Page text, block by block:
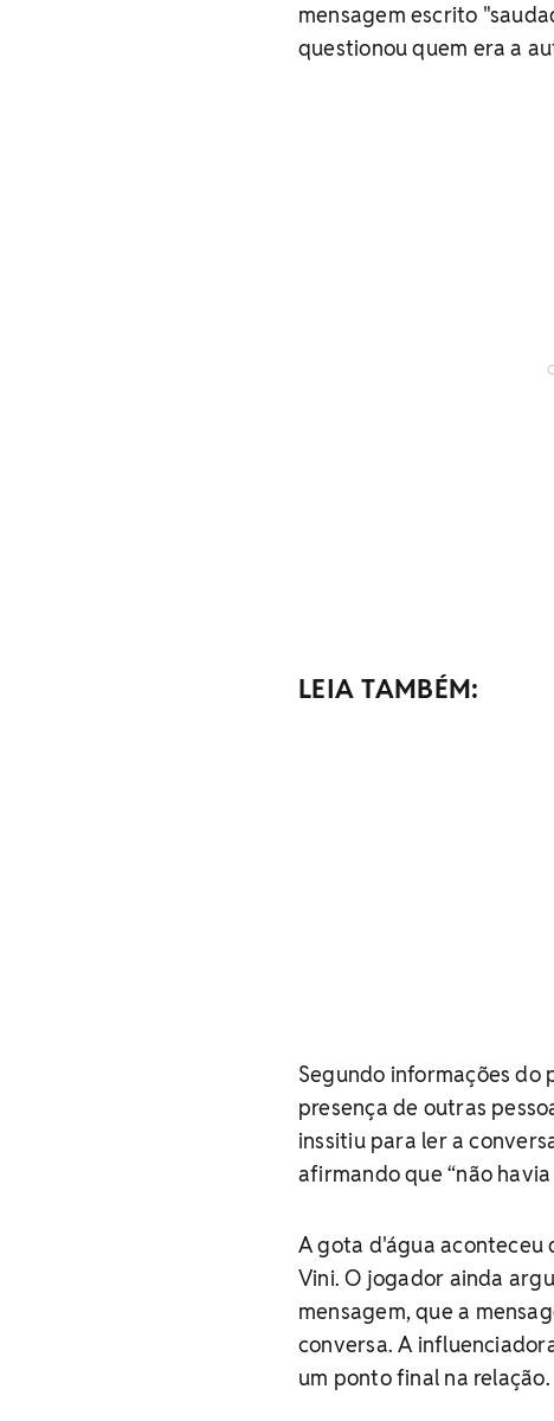
mensagem escrito
questionou quem era a
LEIA TAMBÉM:
Segundo informações do
presença de outras
inssitiu para ler a
afirmando que “não
A gota d'água aconteceu
Vini. O jogador ainda
mensagem, que a
conversa. A
um ponto final na relação.